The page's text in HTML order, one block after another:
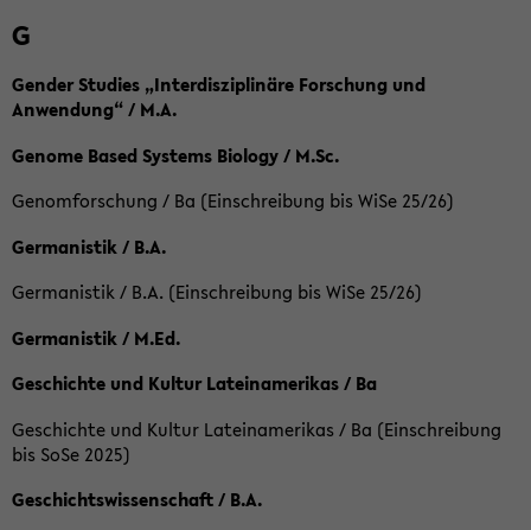
G
Gender Studies „Interdisziplinäre Forschung und
Anwendung“ / M.A.
Genome Based Systems Biology / M.Sc.
Genomforschung / Ba (Einschreibung bis WiSe 25/26)
Germanistik / B.A.
Germanistik / B.A. (Einschreibung bis WiSe 25/26)
Germanistik / M.Ed.
Geschichte und Kultur Lateinamerikas / Ba
Geschichte und Kultur Lateinamerikas / Ba (Einschreibung
bis SoSe 2025)
Geschichtswissenschaft / B.A.